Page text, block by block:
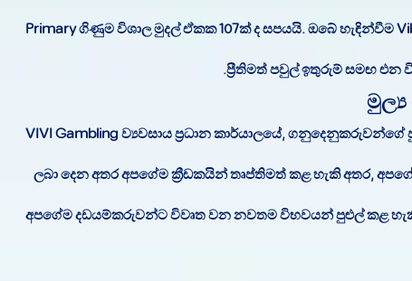
Primary ගිණුම විශාල මුදල් ඒකක 107ක් ද සපයයි. ඔබේ
ප්‍රීතිමත් පවුල් ඉතුරුම් සමඟ එන
VIVI Gambling ව්‍යවසාය ප්‍රධාන කාර්යාලයේ,
ලබා දෙන අතර අපගේම ක්‍රීඩකයින් තෘප්තිමත් කළ හැකි අතර,
අපගේම දඩයම්කරුවන්ට විවෘත වන නවතම විභවයන් පුළුල් කළ